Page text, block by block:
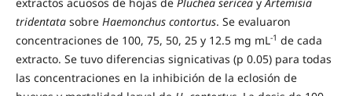
tridentatasobre Haemonchus contortus. Se evaluaron
concentraciones de 100, 75, 50, 25 y 12.5 mg mL-1 de cada
extracto. Se tuvo diferencias signicativas (p 0.05) para todas
las concentraciones en la inhibición de la eclosión de